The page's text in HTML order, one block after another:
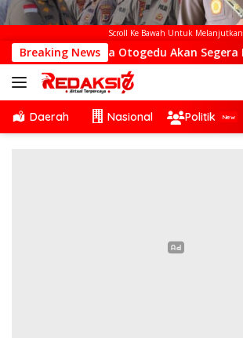
Scroll Ke Bawah Untuk Melanjutkan
Breaking News
di Desa Otogedu Akan Segera Diperbaiki
Daerah Nasional Politik